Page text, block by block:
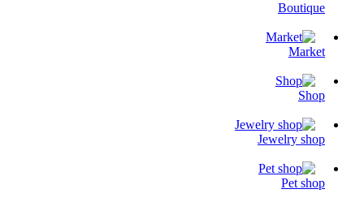
Boutique
Market
Shop
Jewelry shop
Pet shop